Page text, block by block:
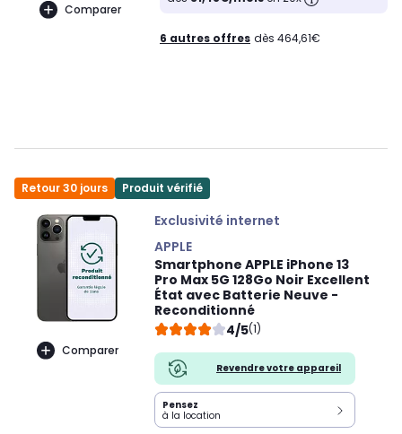
Comparer
6 autres offres dès 464,61€
Retour 30 jours Produit vérifié
Comparer
Exclusivité internet
APPLE
Smartphone APPLE iPhone 13
Pro Max 5G 128Go Noir Excellent
État avec Batterie Neuve -
Reconditionné
4/5(1)
Revendre votre appareil
Pensez
à la location